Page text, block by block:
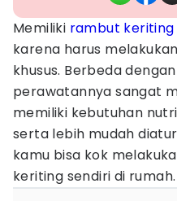
Memiliki rambut keriting
karena harus
khusus. Berbeda
perawatannya sangat
memiliki kebutuhan
serta lebih mudah
kamu bisa kok
keriting sendiri di rumah.